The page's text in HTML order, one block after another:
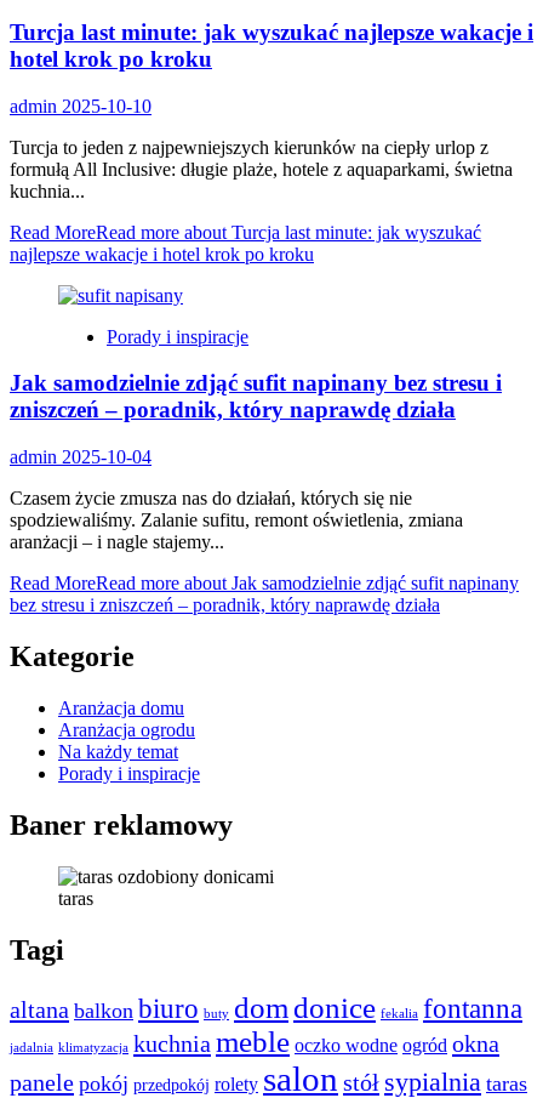
Turcja last minute: jak wyszukać najlepsze wakacje i
hotel krok po kroku
admin 2025-10-10
Turcja to jeden z najpewniejszych kierunków na ciepły urlop z
formułą All Inclusive: długie plaże, hotele z aquaparkami, świetna
kuchnia...
Read MoreRead more about Turcja last minute: jak wyszukać
najlepsze wakacje i hotel krok po kroku
Porady i inspiracje
Jak samodzielnie zdjąć sufit napinany bez stresu i
zniszczeń – poradnik, który naprawdę działa
admin 2025-10-04
Czasem życie zmusza nas do działań, których się nie
spodziewaliśmy. Zalanie sufitu, remont oświetlenia, zmiana
aranżacji – i nagle stajemy...
Read MoreRead more about Jak samodzielnie zdjąć sufit napinany
bez stresu i zniszczeń – poradnik, który naprawdę działa
Kategorie
Aranżacja domu
Aranżacja ogrodu
Na każdy temat
Porady i inspiracje
Baner reklamowy
taras
Tagi
altana balkon biuro buty dom donice fekalia fontanna
jadalnia klimatyzacja kuchnia meble oczko wodne ogród okna
panele pokój przedpokój rolety salon stół sypialnia taras